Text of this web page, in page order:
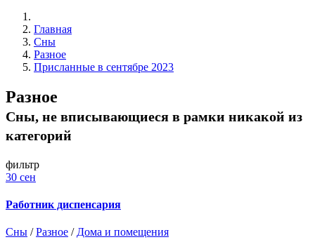
Главная
Сны
Разное
Присланные в сентябре 2023
Разное
Сны, не вписывающиеся в рамки никакой из
категорий
фильтр
30 сен
Работник диспенсария
Сны /Разное / Дома и помещения